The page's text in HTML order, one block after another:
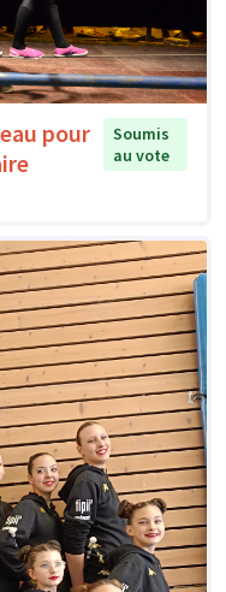
pour
Soumis
au vote